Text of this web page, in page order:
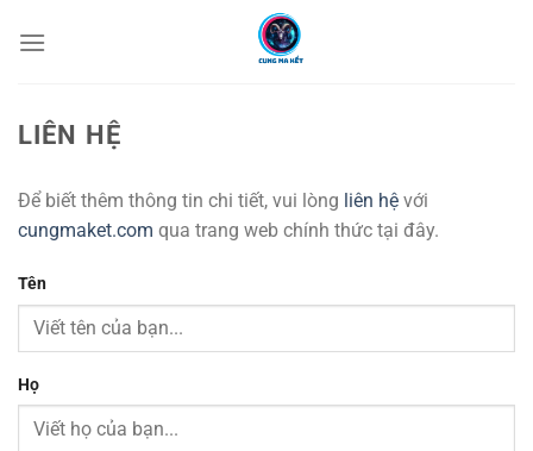
đến
LIÊN HỆ
Để biết thêm thông tin chi tiết, vui lòng liên hệ với
cungmaket.com qua trang web chính thức tại đây.
Tên
Họ